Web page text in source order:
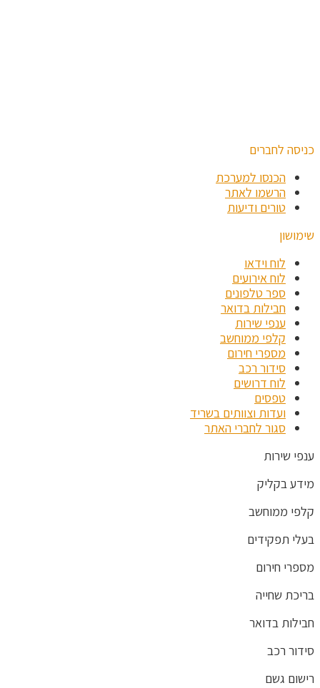
כניסה לחברים
הכנסו למערכת
הרשמו לאתר
טורים ודיעות
שימושון
לוח וידאו
לוח אירועים
ספר טלפונים
חבילות בדואר
ענפי שירות
קלפי ממוחשב
מספרי חירום
סידור רכב
לוח דרושים
טפסים
ועדות וצוותים בשריד
סגור לחברי האתר
ענפי שירות
מידע בקליק
קלפי ממוחשב
בעלי תפקידים
מספרי חירום
בריכת שחייה
חבילות בדואר
סידור רכב
רישום גשם